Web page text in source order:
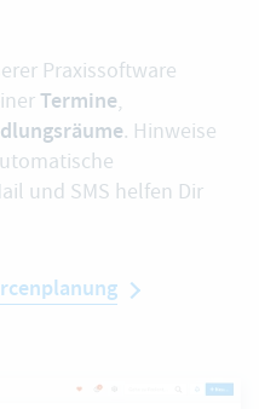
Praxissoftware
Termine,
. Hinweise
und SMS helfen Dir